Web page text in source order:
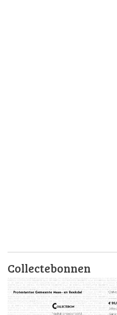
Collectebonnen